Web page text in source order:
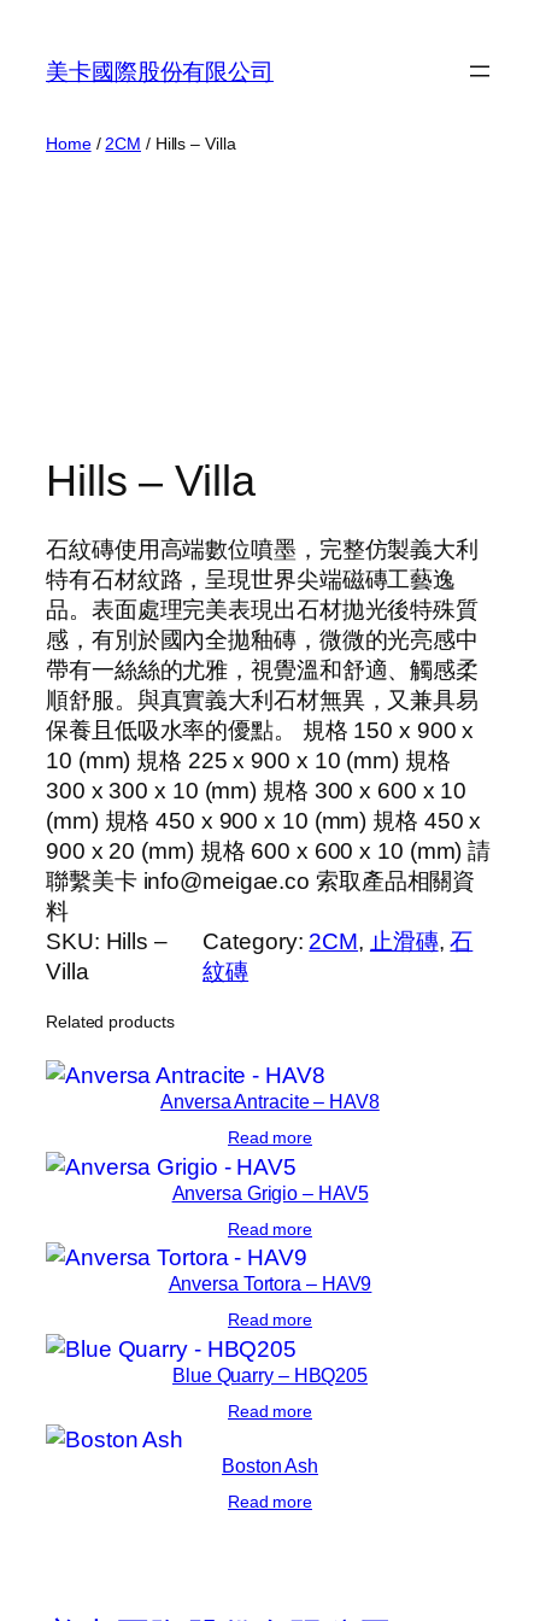
content
美卡國際股份有限公司
Home/ 2CM / Hills – Villa
Hills – Villa
石紋磚使用高端數位噴墨，完整仿製義大利
特有石材紋路，呈現世界尖端磁磚工藝逸
品。表面處理完美表現出石材拋光後特殊質
感，有別於國內全拋釉磚，微微的光亮感中
帶有一絲絲的尤雅，視覺溫和舒適、觸感柔
順舒服。與真實義大利石材無異，又兼具易
保養且低吸水率的優點。 規格 150 x 900 x
10 (mm) 規格 225 x 900 x 10 (mm) 規格
300 x 300 x 10 (mm) 規格 300 x 600 x 10
(mm) 規格 450 x 900 x 10 (mm) 規格 450 x
900 x 20 (mm) 規格 600 x 600 x 10 (mm) 請
聯繫美卡 info@meigae.co 索取產品相關資
料
SKU: Hills –
Villa
Category: 2CM, 止滑磚, 石
紋磚
Related products
Anversa Antracite – HAV8
Read more
Anversa Grigio – HAV5
Read more
Anversa Tortora – HAV9
Read more
Blue Quarry – HBQ205
Read more
Boston Ash
Read more